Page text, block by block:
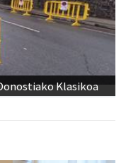
Klasikoa